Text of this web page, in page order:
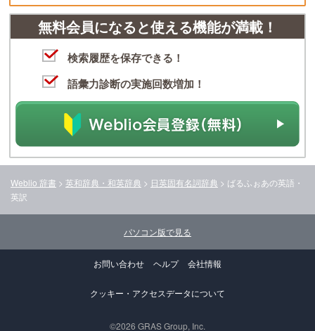
無料会員になると使える機能が満載！
検索履歴を保存できる！
語彙力診断の実施回数増加！
Weblio 辞書 > 英和辞典・和英辞典 > 日英固有名詞辞典 > ばるふぉあの英語・
英訳
パソコン版で見る
お問い合わせ ヘルプ 会社情報
クッキー・アクセスデータについて
©2026 GRAS Group, Inc.